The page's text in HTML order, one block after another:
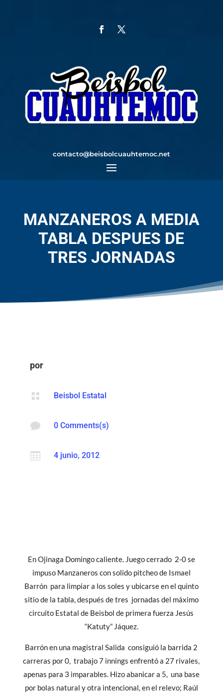
contacto@beisbolcuauhtemoc.net
MANZANEROS A MEDIA
TABLA DESPUES DE
TRES JORNADAS
por
 Beisbol Estatal
 0 Comments(s)
 4 junio, 2012
En Ojinaga Domingo caliente. Juego cerrado 2-0 se
impuso Manzaneros con solido pitcheo de Ismael
Barrón para limpiar a los soles y ubicarse en el quinto
sitio de la tabla, después de tres jornadas del máximo
circuito Estatal de Beisbol de primera fuerza Jesús
“Katuty” Jáquez.
Barrón en una magistral Salida consiguió la barrida 2
carreras por 0, trabajo 7 innings enfrentó a 27 rivales,
apenas para 3 imparables. Hizo abanicar a 5, una base
por bolas natural y otra intencional, en el relevo; Raúl